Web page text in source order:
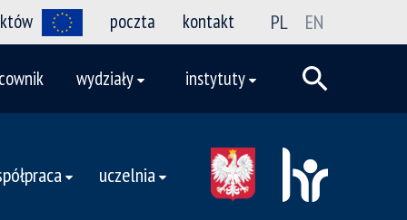
poczta kontakt PL EN
wydziały instytuty
uczelnia